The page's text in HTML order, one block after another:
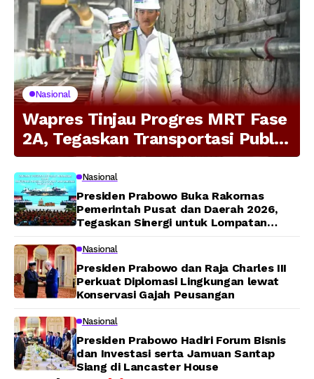
Nasional
Wapres Tinjau Progres MRT Fase
2A, Tegaskan Transportasi Publik
Modern Jadi Prioritas Nasional
Nasional
Presiden Prabowo Buka Rakornas
Pemerintah Pusat dan Daerah 2026,
Tegaskan Sinergi untuk Lompatan
Nasional
Presiden Prabowo dan Raja Charles III
Perkuat Diplomasi Lingkungan lewat
Konservasi Gajah Peusangan
Nasional
Presiden Prabowo Hadiri Forum Bisnis
dan Investasi serta Jamuan Santap
Siang di Lancaster House